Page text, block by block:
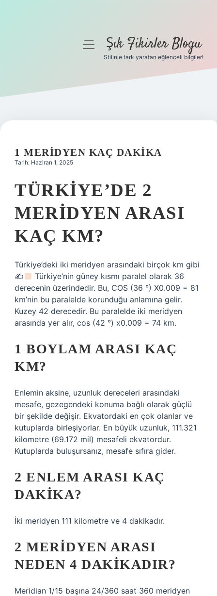
Gizlilik Politikası
Yasal Uyarı
menüyüŞık Fikirler Blogu
Stilinle fark yaratan eğlenceli bilgiler!
1 MERIDYEN KAÇ DAKIKA
Tarih: Haziran 1, 2025
TÜRKIYE’DE 2
MERIDYEN ARASI
KAÇ KM?
Türkiye’deki iki meridyen arasındaki birçok km gibi
✍
Türkiye’nin güney kısmı paralel olarak 36
derecenin üzerindedir. Bu, COS (36 °) X0.009 = 81
km’nin bu paralelde korunduğu anlamına gelir.
Kuzey 42 derecedir. Bu paralelde iki meridyen
arasında yer alır, cos (42 °) x0.009 = 74 km.
1 BOYLAM ARASI KAÇ
KM?
Enlemin aksine, uzunluk dereceleri arasındaki
mesafe, gezegendeki konuma bağlı olarak güçlü
bir şekilde değişir. Ekvatordaki en çok olanlar ve
kutuplarda birleşiyorlar. En büyük uzunluk, 111.321
kilometre (69.172 mil) mesafeli ekvatordur.
Kutuplarda buluşursanız, mesafe sıfıra gider.
2 ENLEM ARASI KAÇ
DAKIKA?
İki meridyen 111 kilometre ve 4 dakikadır.
2 MERIDYEN ARASI
NEDEN 4 DAKIKADIR?
Meridian 1/15 başına 24/360 saat 360 meridyen